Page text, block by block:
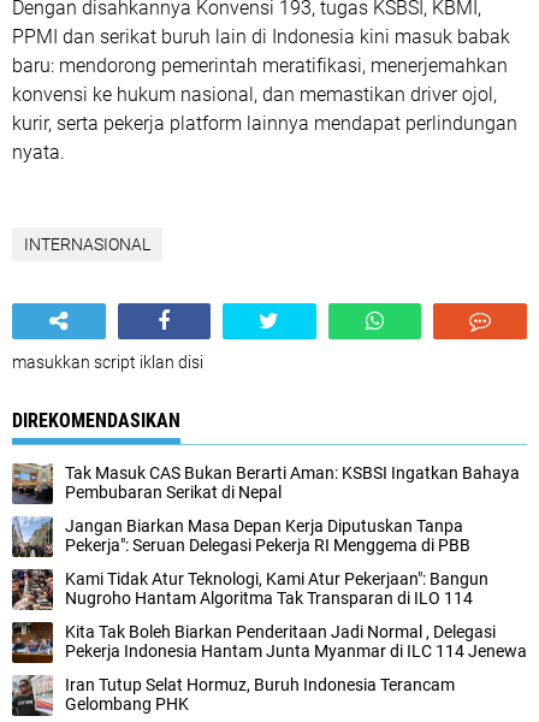
Dengan disahkannya Konvensi 193, tugas KSBSI, KBMI,
PPMI dan serikat buruh lain di Indonesia kini masuk babak
baru: mendorong pemerintah meratifikasi, menerjemahkan
konvensi ke hukum nasional, dan memastikan driver ojol,
kurir, serta pekerja platform lainnya mendapat perlindungan
nyata.
INTERNASIONAL
masukkan script iklan disi
DIREKOMENDASIKAN
Tak Masuk CAS Bukan Berarti Aman: KSBSI Ingatkan Bahaya
Pembubaran Serikat di Nepal
Jangan Biarkan Masa Depan Kerja Diputuskan Tanpa
Pekerja": Seruan Delegasi Pekerja RI Menggema di PBB
Kami Tidak Atur Teknologi, Kami Atur Pekerjaan": Bangun
Nugroho Hantam Algoritma Tak Transparan di ILO 114
Kita Tak Boleh Biarkan Penderitaan Jadi Normal , Delegasi
Pekerja Indonesia Hantam Junta Myanmar di ILC 114 Jenewa
Iran Tutup Selat Hormuz, Buruh Indonesia Terancam
Gelombang PHK